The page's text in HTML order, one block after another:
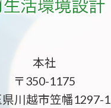
本社
〒350-1175
川越市笠幡1297-1